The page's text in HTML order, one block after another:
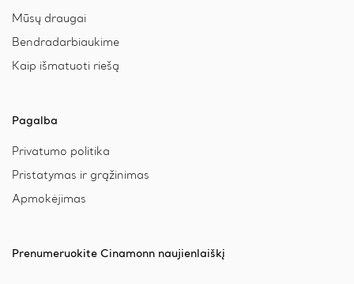
Mūsų draugai
Bendradarbiaukime
Kaip išmatuoti riešą
Pagalba
Privatumo politika
Pristatymas ir grąžinimas
Apmokėjimas
Prenumeruokite Cinamonn naujienlaiškį